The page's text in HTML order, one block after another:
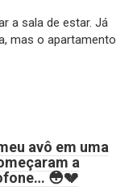
a sala de estar. Já
mas o apartamento
avô em uma
a
😳💔